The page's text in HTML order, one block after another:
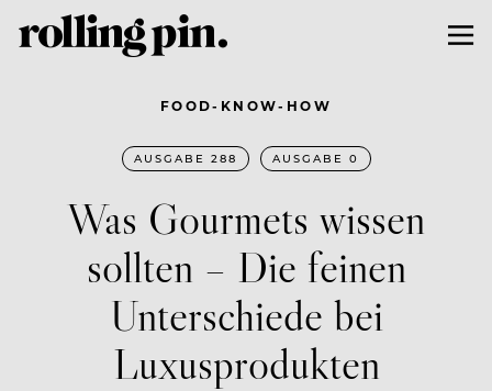
FOOD-KNOW-HOW
AUSGABE 288 AUSGABE 0
Was Gourmets wissen
sollten – Die feinen
Unterschiede bei
Luxusprodukten